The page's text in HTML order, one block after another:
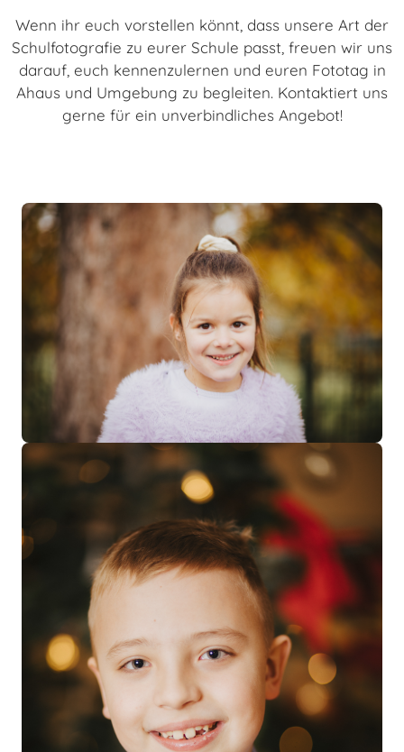
Wenn ihr euch vorstellen könnt, dass unsere Art der
Schulfotografie zu eurer Schule passt, freuen wir uns
darauf, euch kennenzulernen und euren Fototag in
Ahaus und Umgebung zu begleiten. Kontaktiert uns
gerne für ein unverbindliches Angebot!